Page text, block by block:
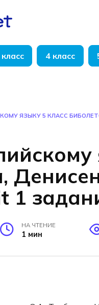
4 класс
ЯЗЫКУ 5 КЛАСС
1
НА ЧТЕНИЕ
1 мин